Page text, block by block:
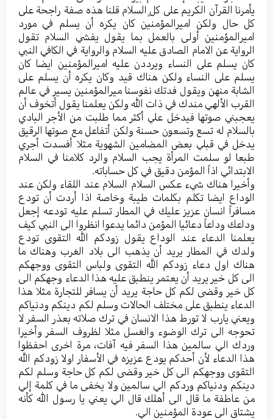
يأمرنا القرآن الكريم على كلٍ السلام قلنا هذه صفة راجحة على
كل حال ولكن اميرالمؤمنين كان يكره أن يسلم في مورد
اميرالمؤمنين أولى بالعمل بما يقول يفشي السلام تقول
الرواية عن الامام الصادق عليه السلام والرواية في الكافي النبي
كان يسلم على النساء ويرددن عليه اميرالمؤمنين ايضا كان
يسلم على النساء ولكن هناك قيد وكان يكره أن يسلم على
الشابة منهن ويقول فدتك نفوسنا ميرالمؤمنين يسير في عالم
القرب الألهي مندك في ذات الله ولكن يعلمنا يقول أتخوف أن
يعجبني صوتها فيدخل علي أكثر مما طلبت من الأجر البادي
بالسلام له تسع وتسعون حسنة ولكن أتفاعل مع صوتها الرقيق
يدخل في قبلي بعض المضامين الشهوية مثلا أفسدت أجري
طبعا لو سلمت المرأة يجب السلام والرد كلامنا في السلام
الابتدائي اذاً المؤمن دقيق في كل حساباته.
وأخيرا هناك شيء عكس السلام السلام عند اللقاء ولكن عند
الوداع ايضا تكلم بكلمات طيبة وخاصة اذا أردت أن تودع
مسافراً انسان عزيز عليك في المطار تسلم عليه تودعه إجعل
وداعك وداعاً دعائيا المؤمن دائما يدعوا انظروا الى النبي كيف
يعلمنا الدعاء عند الوداع يقول زودكم الله التقوى تودع
ولدك في المطار يريد أن يذهب الى بلاد الغرب وهناك ما
هناك اول دعاء زودكم الله التقوى ولباس التقوى ووجهكم
الى كل خير يريد أن يعتمر ينطبق عليه هذا الدعاء وجهكم الى
كل خير وقضى لكم كل حاجة يريد أن يسافر للتجارة مثلا هذا
الدعاء ينطبق على مختلف الحالات وسلم لكم دينكم ودنياكم
ويعني يارب لا تورط هذا الانسان في ترك صلاته بعذر السفر لا
تحوجه الى ترك الوضوء والغسل مثلا لظروف السفر وأخيرا
وردك الي سالمين هذا السفر فيه آفات، مرة اخرى احفظوا
هذا الدعاء لأن أحدكم يودع عزيزه في الأسفار اولا زودكم الله
التقوى ووجهكم الى كل خير وقضى لكم كل حاجة وسلم لكم
دينكم ودنياكم وردكم الي سالمين ولا يخفى ما في كلمة إلي
من عاطفة ما قال الى أهلك قال الي يعني يا رسول الله كأنه
يشتاق الى عودة المؤمنين الي.